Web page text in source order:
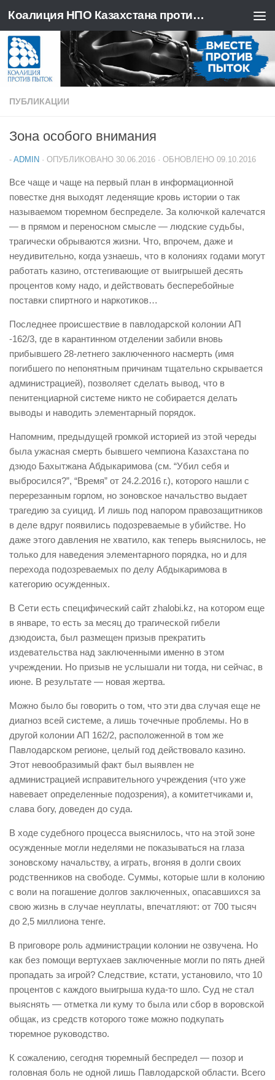
Перейти к содержимому Коалиция НПО Казахстана против пыток
ПУБЛИКАЦИИ
Зона особого внимания
- ADMIN · ОПУБЛИКОВАНО 30.06.2016 · ОБНОВЛЕНО 09.10.2016
Все чаще и чаще на первый план в информационной
повестке дня выходят леденящие кровь истории о так
называемом тюремном беспределе. За колючкой калечатся
— в прямом и переносном смысле — людские судьбы,
трагически обрываются жизни. Что, впрочем, даже и
неудивительно, когда узнаешь, что в колониях годами могут
работать казино, отстегивающие от выигрышей десять
процентов кому надо, и действовать бесперебойные
поставки спиртного и наркотиков…
Последнее происшествие в павлодарской колонии АП
-162/3, где в карантинном отделении забили вновь
прибывшего 28-летнего заключенного насмерть (имя
погибшего по непонятным причинам тщательно скрывается
администрацией), позволяет сделать вывод, что в
пенитенциарной системе никто не собирается делать
выводы и наводить элементарный порядок.
Напомним, предыдущей громкой историей из этой череды
была ужасная смерть бывшего чемпиона Казахстана по
дзюдо Бахытжана Абдыкаримова (см. “Убил себя и
выбросился?”, “Время” от 24.2.2016 г.), которого нашли с
перерезанным горлом, но зоновское начальство выдает
трагедию за суицид. И лишь под напором правозащитников
в деле вдруг появились подозреваемые в убийстве. Но
даже этого давления не хватило, как теперь выяснилось, не
только для наведения элементарного порядка, но и для
перехода подозреваемых по делу Абдыкаримова в
категорию осужденных.
В Сети есть специфический сайт zhalobi.kz, на котором еще
в январе, то есть за месяц до трагической гибели
дзюдоиста, был размещен призыв прекратить
издевательства над заключенными именно в этом
учреждении. Но призыв не услышали ни тогда, ни сейчас, в
июне. В результате — новая жертва.
Можно было бы говорить о том, что эти два случая еще не
диагноз всей системе, а лишь точечные проблемы. Но в
другой колонии АП 162/2, расположенной в том же
Павлодарском регионе, целый год действовало казино.
Этот невообразимый факт был выявлен не
администрацией исправительного учреждения (что уже
навевает определенные подозрения), а комитетчиками и,
слава богу, доведен до суда.
В ходе судебного процесса выяснилось, что на этой зоне
осужденные могли неделями не показываться на глаза
зоновскому начальству, а играть, вгоняя в долги своих
родственников на свободе. Суммы, которые шли в колонию
с воли на погашение долгов заключенных, опасавшихся за
свою жизнь в случае неуплаты, впечатляют: от 700 тысяч
до 2,5 миллиона тенге.
В приговоре роль администрации колонии не озвучена. Но
как без помощи вертухаев заключенные могли по пять дней
пропадать за игрой? Следствие, кстати, установило, что 10
процентов с каждого выигрыша куда-то шло. Суд не стал
выяснять — отметка ли куму то была или сбор в воровской
общак, из средств которого тоже можно подкупать
тюремное руководство.
К сожалению, сегодня тюремный беспредел — позор и
головная боль не одной лишь Павлодарской области. Всего